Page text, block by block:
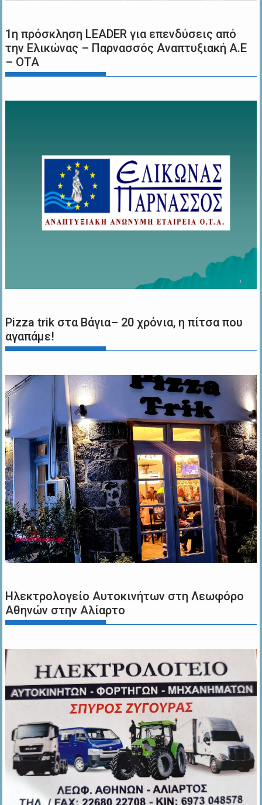
1η πρόσκληση LEADER για επενδύσεις από
την Ελικώνας – Παρνασσός Αναπτυξιακή Α.Ε
– ΟΤΑ
Pizza trik στα Βάγια– 20 χρόνια, η πίτσα που
αγαπάμε!
Ηλεκτρολογείο Αυτοκινήτων στη Λεωφόρο
Αθηνών στην Αλίαρτο